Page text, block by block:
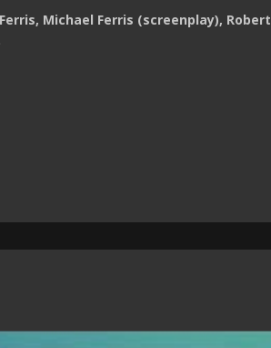
Michael Ferris (screenplay), Robert